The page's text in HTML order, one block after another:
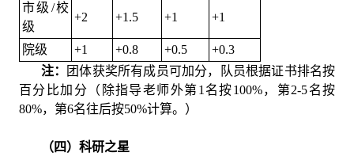
市级/校
级
+2 +1.5 +1 +1
院级 +1 +0.8 +0.5
+0.3
注：
团体获奖所有成员可加分，队员根据证书排名按
百分比加分（除指导老师外第1名按100%，第2-5名按
80%，第6名往后按50%计算。）
（四）科研之星